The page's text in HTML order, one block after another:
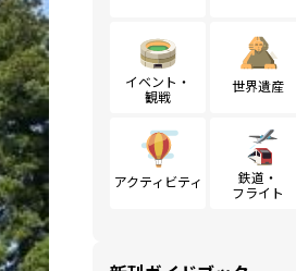
イベント・
観戦
世界遺産
アクティビティ
鉄道・
フライト